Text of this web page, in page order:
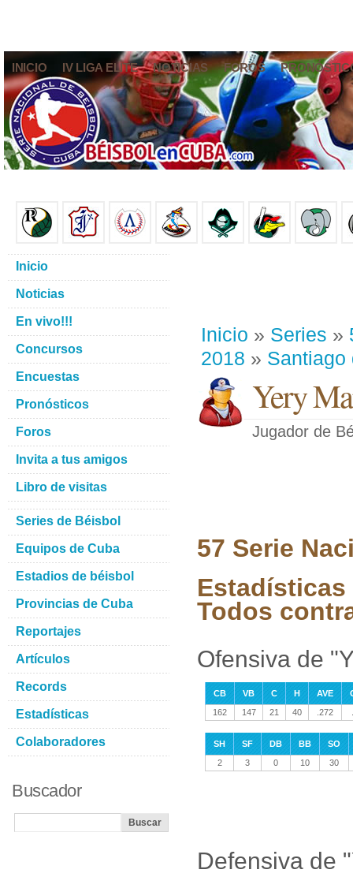
INICIO IV LIGA ELITE NOTICIAS FOROS
Inicio » Series »
2018 » Santiago
Yery
Jugador de
57 Serie
Estadísticas
Todos
Ofensiva de
CB VB C H AVE
162
147 21 40 .272
SH SF DB BB
SO
2
3 0 10 30
Defensiva de
Inicio
Noticias
En vivo!!!
Concursos
Encuestas
Pronósticos
Foros
Invita a tus amigos
Libro de visitas
Series de Béisbol
Equipos de Cuba
Estadios de béisbol
Provincias de Cuba
Reportajes
Artículos
Records
Estadísticas
Colaboradores
Buscador